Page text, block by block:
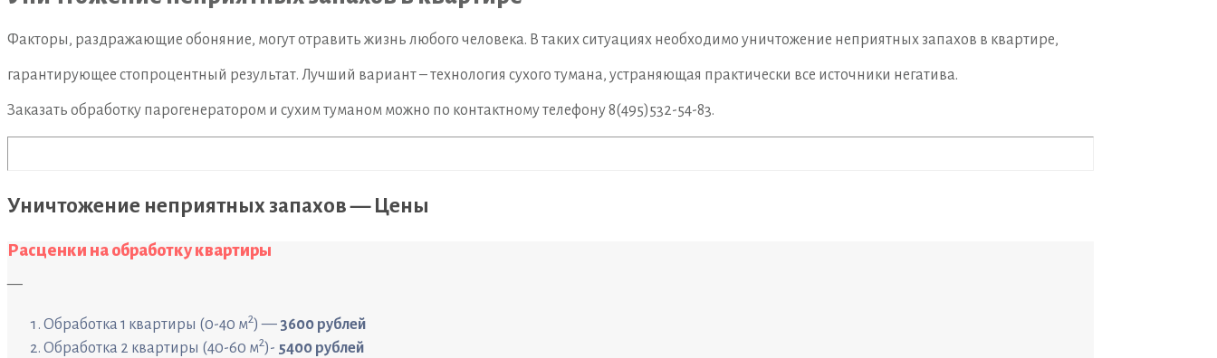
Факторы, раздражающие обоняние, могут отравить жизнь любого человека. В таких ситуациях необходимо уничтожение неприятных запахов в квартире,
гарантирующее стопроцентный результат. Лучший вариант – технология сухого тумана, устраняющая практически все источники негатива.
Заказать обработку парогенератором и сухим туманом можно по контактному телефону 8(495)532-54-83.
Уничтожение неприятных запахов — Цены
Расценки на обработку квартиры
—
Обработка 1 квартиры (0-40 м2) — 3600 рублей
Обработка 2 квартиры (40-60 м2)- 5400 рублей